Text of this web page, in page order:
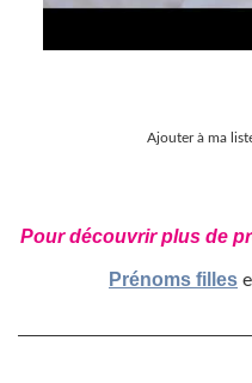
Ajouter à ma
Pour découvrir plus de
Prénoms filles